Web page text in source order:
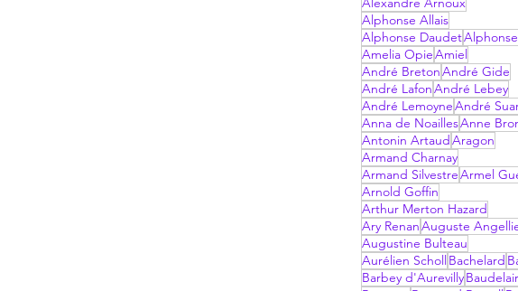
Alphonse Allais
Alphonse Daudet
Amelia OpieAmiel
André BretonAndré Gide
André LafonAndré Lebey
André LemoyneAndré
Anna de NoaillesAnne
Antonin Artaud Aragon
Armand Charnay
Armand SilvestreArmel
Arnold Goffin
Arthur Merton Hazard
Ary RenanAuguste
Augustine Bulteau
Aurélien Scholl Bachelard
Barbey d'Aurevilly